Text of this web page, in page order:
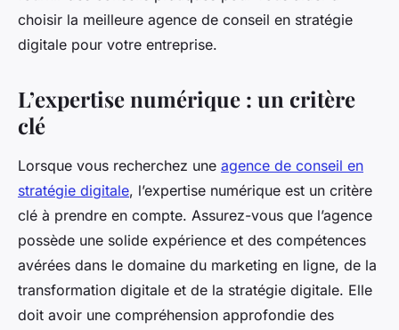
choisir la meilleure agence de conseil en stratégie
digitale pour votre entreprise.
L’expertise numérique : un critère
clé
Lorsque vous recherchez une agence de conseil en
stratégie digitale, l’expertise numérique est un critère
clé à prendre en compte. Assurez-vous que l’agence
possède une solide expérience et des compétences
avérées dans le domaine du marketing en ligne, de la
transformation digitale et de la stratégie digitale. Elle
doit avoir une compréhension approfondie des